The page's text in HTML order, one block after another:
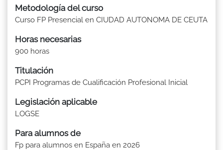
Metodología del curso
Curso FP Presencial en CIUDAD AUTONOMA DE CEUTA
Horas necesarias
900 horas
Titulación
PCPI Programas de Cualificación Profesional Inicial
Legislación aplicable
LOGSE
Para alumnos de
Fp para alumnos en España en 2026